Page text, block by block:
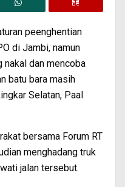
peenghentian
di Jambi, namun
nakal dan mencoba
batu bara masih
Selatan, Paal
bersama Forum RT
menghadang truk
jalan tersebut.